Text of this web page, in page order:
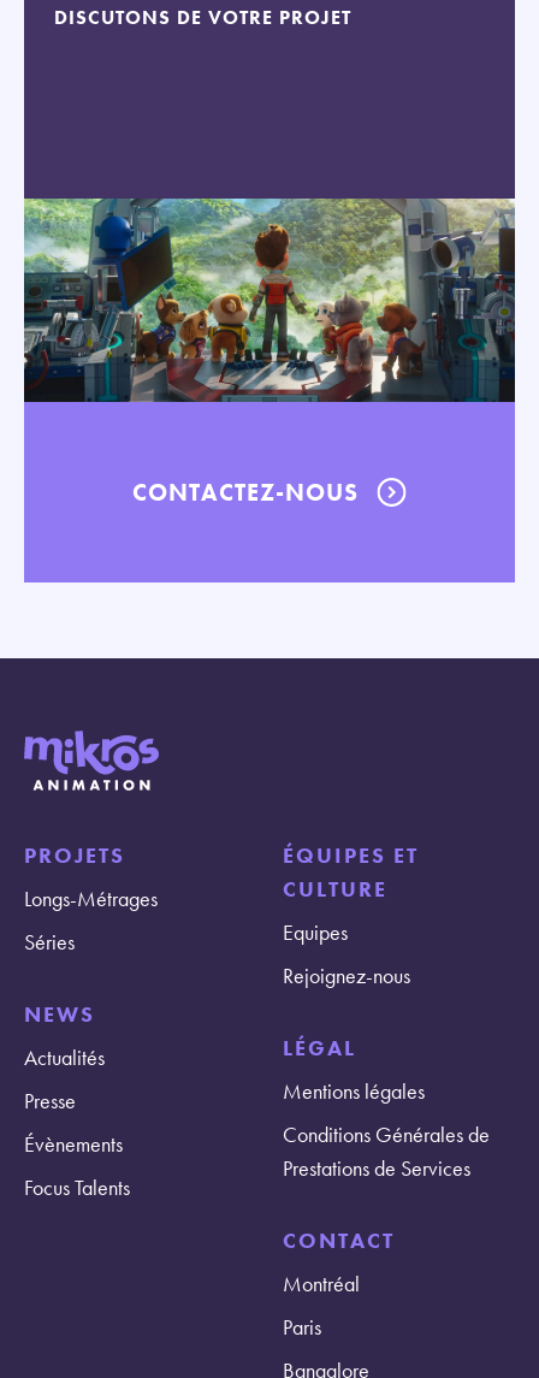
DISCUTONS DE VOTRE PROJET
CONTACTEZ-NOUS
PROJETS
Longs-Métrages
Séries
NEWS
Actualités
Presse
Évènements
Focus Talents
ÉQUIPES ET
CULTURE
Equipes
Rejoignez-nous
LÉGAL
Mentions légales
Conditions Générales de
Prestations de Services
CONTACT
Montréal
Paris
Bangalore